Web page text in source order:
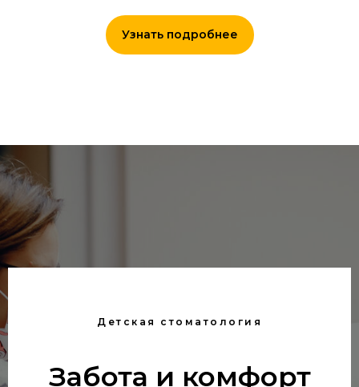
Узнать подробнее
Детская стоматология
Забота и комфорт